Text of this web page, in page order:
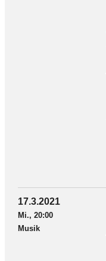
17.3.2021
Mi., 20:00
Musik